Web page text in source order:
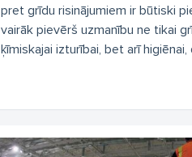
pret grīdu risinājumiem ir būtiski
vairāk pievērš uzmanību ne tikai
ķīmiskajai izturībai, bet arī higiēnai,